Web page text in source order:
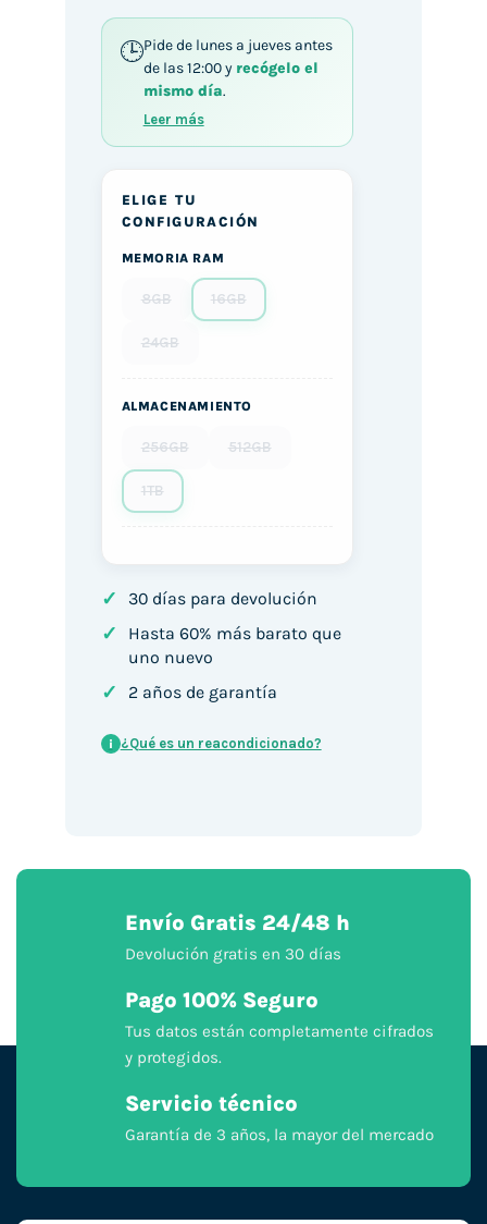
Pide de lunes a jueves antes
de las 12:00 y recógelo el
mismo día.
Leer más
ELIGE TU
CONFIGURACIÓN
MEMORIA RAM
8GB 16GB
24GB
ALMACENAMIENTO
256GB 512GB
1TB
✓ 30 días para devolución
✓
Hasta 60% más barato que
uno nuevo
✓ 2 años de garantía
i ¿Qué es un reacondicionado?
Envío Gratis 24/48 h
Devolución gratis en 30 días
Pago 100% Seguro
Tus datos están completamente cifrados
y protegidos.
Servicio técnico
Garantía de 3 años, la mayor del mercado